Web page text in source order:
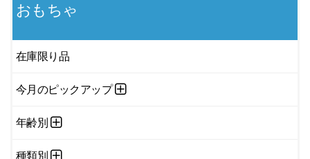
おもちゃ
在庫限り品
今月のピックアップ
年齢別
種類別